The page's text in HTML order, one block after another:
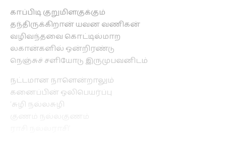
காப்பிடி குறுமிளகுக்கும்
தந்திருக்கிறான் யவன வணிகன்
வழிவந்தவை கொட்டில்மாற
லகான்களில் ஒன்றிரண்டு
நெஞ்சுச் சளியோடு இருமுபவனிடம்
நட்டமான நாளென்றாலும்
கனைப்பின் ஒலிபெயர்ப்பு
‘சுழி நல்லசுழி